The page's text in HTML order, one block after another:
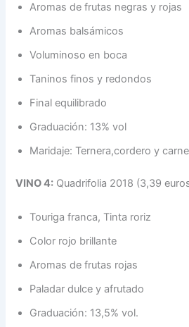
Aromas de frutas negras y rojas​
Aromas balsámicos​
Voluminoso en boca​
Taninos finos y redondos​
Final equilibrado​
Graduación: 13% vol​
Maridaje: Ternera,cordero y
VINO 4: Quadrifolia 2018 (3,39
Touriga franca, Tinta roriz​
Color rojo brillante​
Aromas de frutas rojas​
Paladar dulce y afrutado​
Graduación: 13,5% vol.​